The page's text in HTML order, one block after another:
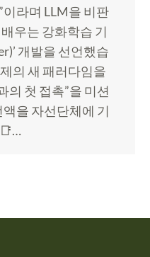
라며 LLM을 비판
우는 강화학습 기
개발을 선언했습
의 새 패러다임을
의 첫 접촉”을 미션
을 자선단체에 기